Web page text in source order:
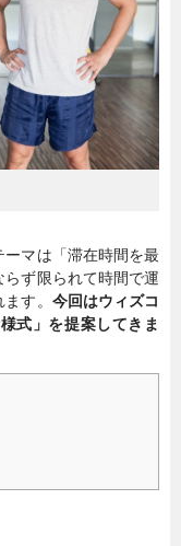
ーマは「滞在時間を最
ず限られて時間で運
す。 今回はウィズコ
式」を提案してきま